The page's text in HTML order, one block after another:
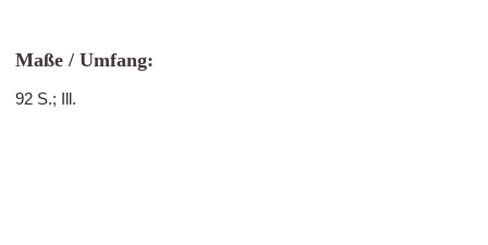
Maße / Umfang:
92 S.; Ill.